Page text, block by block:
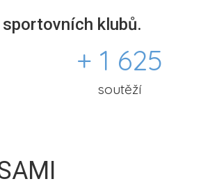
klubů.
+ 1 625
soutěží